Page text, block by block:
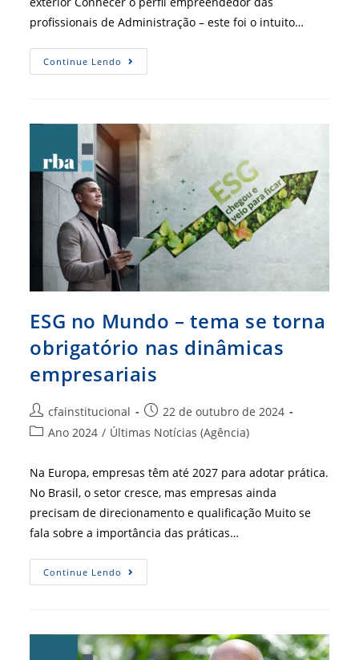
profissionais de Administração – este foi o intuito…
Continue Lendo Perfil
Administradoras
ESG no Mundo – tema se torna
obrigatório nas dinâmicas
empresariais
Autor
do
cfainstitucional
Post
publicado:
22 de outubro de 2024
Categoria
post:
Ano 2024 / Últimas Notícias (Agência)
Na Europa, empresas têm até 2027 para adotar prática.
No Brasil, o setor cresce, mas empresas ainda
precisam de direcionamento e qualificação Muito se
fala sobre a importância das práticas…
Continue Lendo ESG
No
Torna
Obrigatório